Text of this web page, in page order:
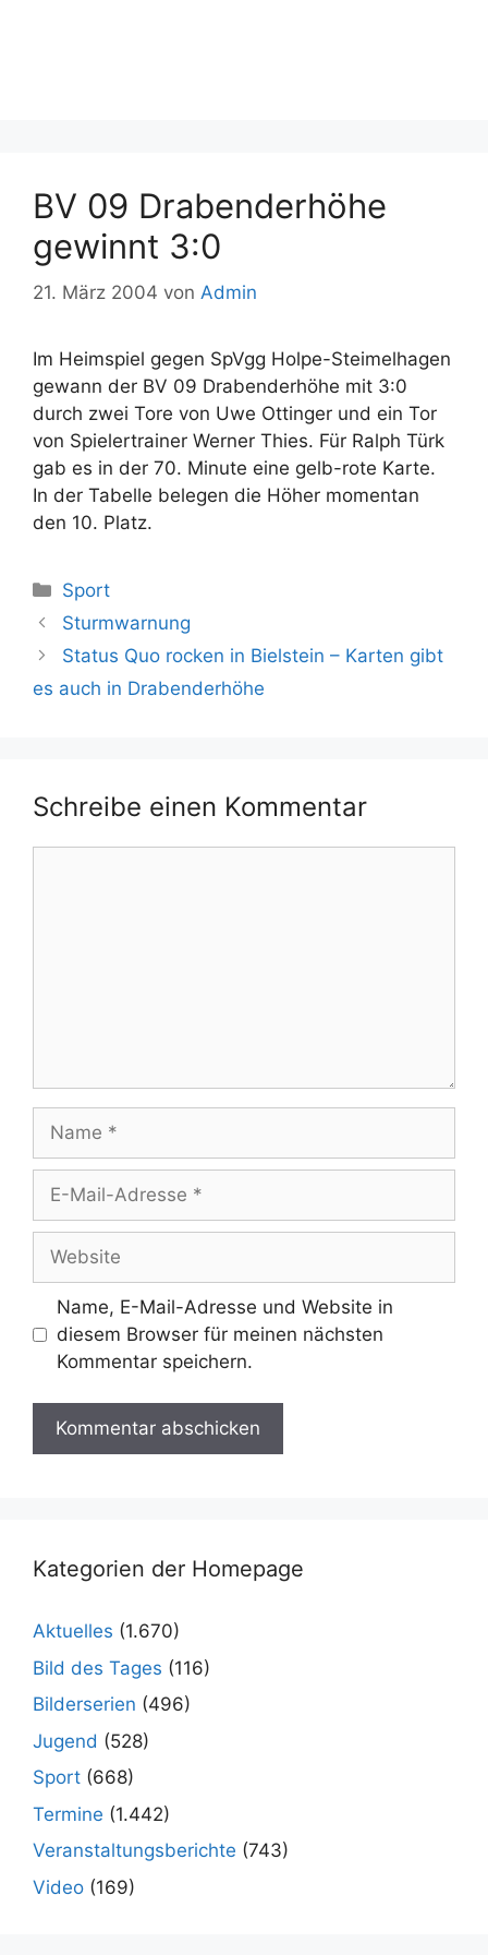
BV 09 Drabenderhöhe
gewinnt 3:0
21. März 2004 von Admin
Im Heimspiel gegen SpVgg Holpe-Steimelhagen
gewann der BV 09 Drabenderhöhe mit 3:0
durch zwei Tore von Uwe Ottinger und ein Tor
von Spielertrainer Werner Thies. Für Ralph Türk
gab es in der 70. Minute eine gelb-rote Karte.
In der Tabelle belegen die Höher momentan
den 10. Platz.
Kategorien
Sport
Sturmwarnung
Status Quo rocken in Bielstein – Karten gibt
es auch in Drabenderhöhe
Schreibe einen Kommentar
Mail-
Adresse
Name, E-Mail-Adresse und Website in
diesem Browser für meinen nächsten
Kommentar speichern.
Kategorien der Homepage
Aktuelles (1.670)
Bild des Tages (116)
Bilderserien (496)
Jugend (528)
Sport (668)
Termine (1.442)
Veranstaltungsberichte (743)
Video (169)